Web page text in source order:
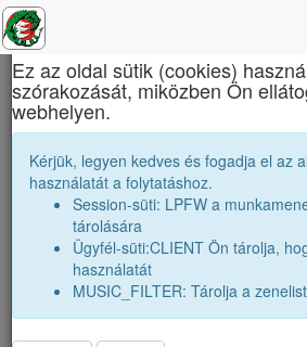
Báthory István
H. Csilla
Új rokonsági kapcsolat
Rokon neme
×
Ez az oldal sütik (cookies)
szórakozását, miközben Ön
webhelyen.
Kérjük, legyen kedves és fogadja el az
használatát a folytatáshoz.
Session-süti: LPFW a
tárolására
Ügyfél-süti:CLIENT Ön tárolja,
használatát
MUSIC_FILTER: Tárolja a